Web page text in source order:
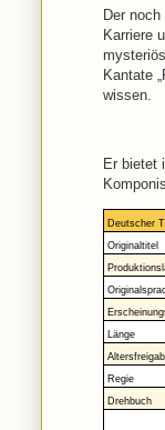
Der
Karriere
Kantate
wissen.
Er bietet
Deutscher
Originaltitel
Länge
Regie
Drehbuch